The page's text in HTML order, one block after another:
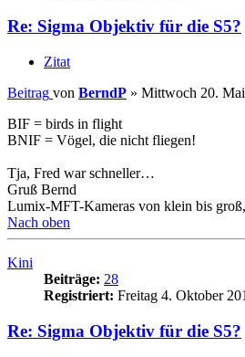
Re: Sigma Objektiv für die S5?
Zitat
Beitrag von BerndP » Mittwoch 20.
BIF = birds in flight
BNIF = Vögel, die nicht fliegen!
Tja, Fred war schneller…
Gruß Bernd
Lumix-MFT-Kameras von klein bis
Nach oben
Kini
Beiträge: 28
Registriert: Freitag 4. Oktober
Re: Sigma Objektiv für die S5?